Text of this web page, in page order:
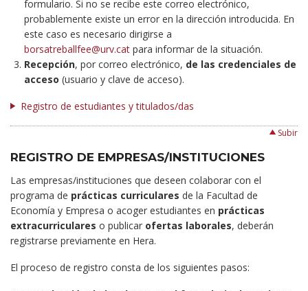
formulario. Si no se recibe este correo electrónico,
probablemente existe un error en la dirección introducida. En
este caso es necesario dirigirse a
borsatreballfee@urv.cat para informar de la situación.
Recepción, por correo electrónico, de las credenciales de
acceso (usuario y clave de acceso).
Registro de estudiantes y titulados/das
Subir
REGISTRO DE EMPRESAS/INSTITUCIONES
Las empresas/instituciones que deseen colaborar con el
programa de prácticas curriculares de la Facultad de
Economía y Empresa o acoger estudiantes en prácticas
extracurriculares o publicar ofertas laborales, deberán
registrarse previamente en Hera.
El proceso de registro consta de los siguientes pasos: